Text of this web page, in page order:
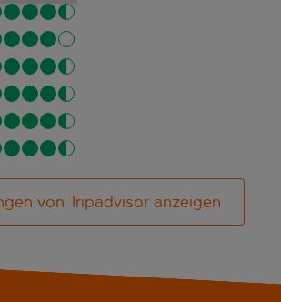
von Tripadvisor anzeigen